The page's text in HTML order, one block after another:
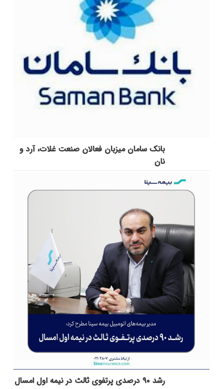
بانک سامان میزبان فعالان صنعت غلات، آرد و
نان
رشد ۹۰ درصدی پرتفوی ثالث در نیمه اول امسال